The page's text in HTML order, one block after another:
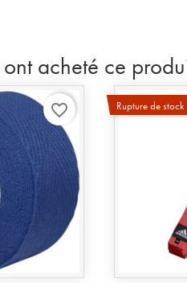
ont acheté ce
favorite_border Rupture de stock